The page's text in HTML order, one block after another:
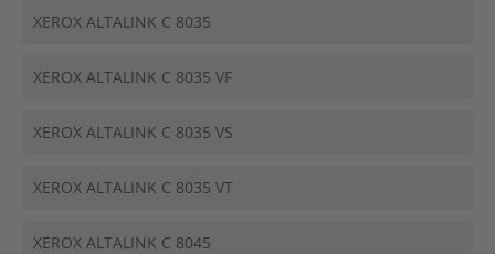
XEROX ALTALINK C 8035
XEROX ALTALINK C 8035 VF
XEROX ALTALINK C 8035 VS
XEROX ALTALINK C 8035 VT
XEROX ALTALINK C 8045